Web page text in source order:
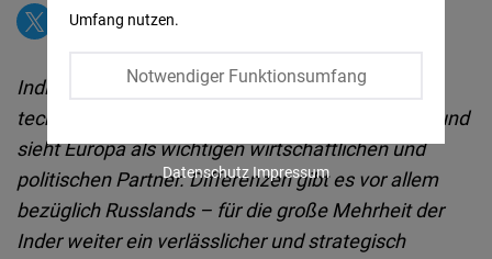
Indien will wirtschaftliches Wachstum,
technologische Entwicklung und Investitionen – und
sieht Europa als wichtigen wirtschaftlichen und
politischen Partner. Differenzen gibt es vor allem
bezüglich Russlands – für die große Mehrheit der
Inder weiter ein verlässlicher und strategisch
Umfang nutzen.
Notwendiger Funktionsumfang
Instagram
Embed
Google
Maps
DatenschutzImpressum